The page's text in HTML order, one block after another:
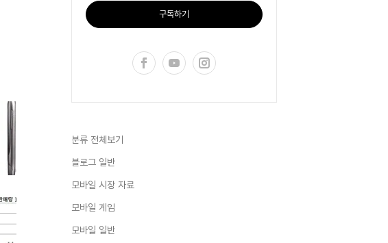
구독하기
분류 전체보기
블로그 일반
모바일 시장 자료
모바일 게임
모바일 일반